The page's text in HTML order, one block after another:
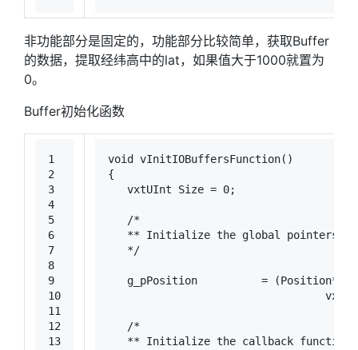
非功能部分是固定的，功能部分比较简单，获取Buffer
的数据，提取经纬高中的lat，如果值大于1000就置为
0。
Buffer初始化函数
1
2
3
4
5
6
7
8
9
10
11
12
13
void vInitIOBuffersFunction()
{
   vxtUInt Size =
0;
/*
** Initialize the global pointers
   */
g_pPosition          =
/*
** Initialize the callback